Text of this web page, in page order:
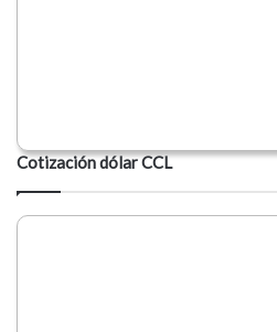
Cotización dólar CCL